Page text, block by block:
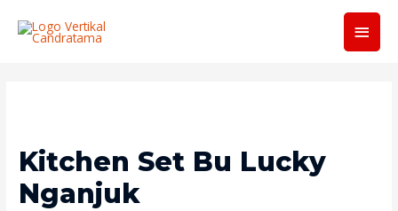
Kitchen Set Bu Lucky
Nganjuk